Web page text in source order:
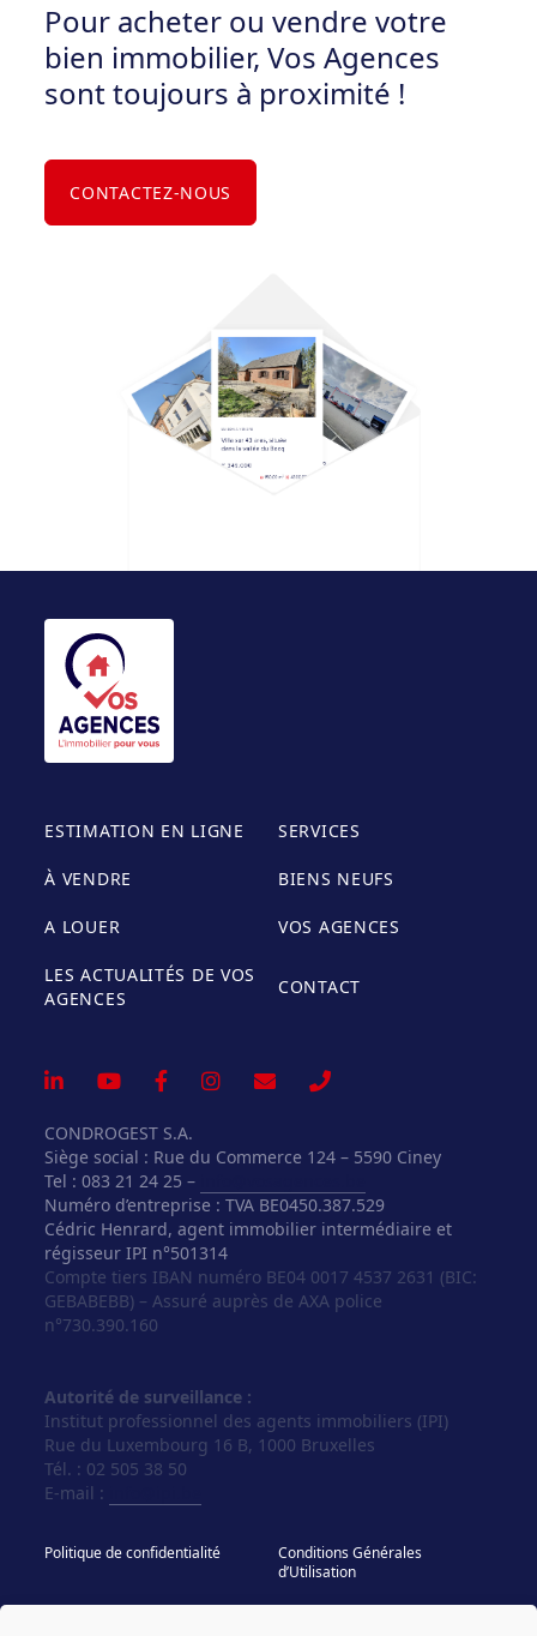
Pour acheter ou vendre votre
bien immobilier, Vos Agences
sont toujours à proximité !
CONTACTEZ-NOUS
ESTIMATION EN LIGNE SERVICES
À VENDRE BIENS NEUFS
A LOUER VOS AGENCES
LES ACTUALITÉS DE VOS
AGENCES
CONTACT
CONDROGEST S.A.
Siège social : Rue du Commerce 124 – 5590 Ciney
Tel : 083 21 24 25 –
Numéro d’entreprise : TVA BE0450.387.529
Cédric Henrard, agent immobilier intermédiaire et
régisseur IPI n°501314
Compte tiers IBAN numéro BE04 0017 4537 2631 (BIC:
GEBABEBB) – Assuré auprès de AXA police
n°730.390.160
Autorité de surveillance :
Institut professionnel des agents immobiliers (IPI)
Rue du Luxembourg 16 B, 1000 Bruxelles
Tél. : 02 505 38 50
E-mail :
Politique de confidentialité
Conditions Générales
d’Utilisation